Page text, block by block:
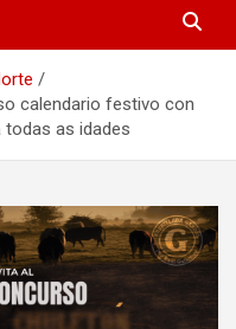
calendario festivo con
todas as idades